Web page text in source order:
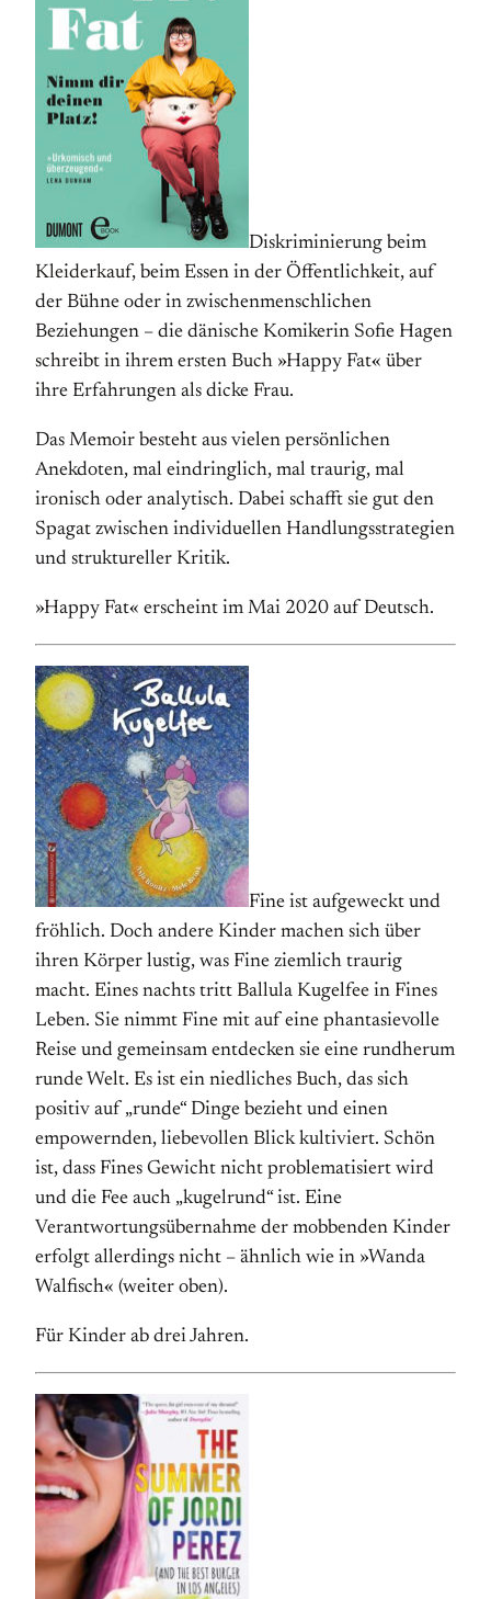
Diskriminierung beim
Kleiderkauf, beim Essen in der Öffentlichkeit, auf
der Bühne oder in zwischenmenschlichen
Beziehungen – die dänische Komikerin Sofie Hagen
schreibt in ihrem ersten Buch »Happy Fat« über
ihre Erfahrungen als dicke Frau.
Das Memoir besteht aus vielen persönlichen
Anekdoten, mal eindringlich, mal traurig, mal
ironisch oder analytisch. Dabei schafft sie gut den
Spagat zwischen individuellen Handlungsstrategien
und struktureller Kritik.
»Happy Fat« erscheint im Mai 2020 auf Deutsch.
Fine ist aufgeweckt und
fröhlich. Doch andere Kinder machen sich über
ihren Körper lustig, was Fine ziemlich traurig
macht. Eines nachts tritt Ballula Kugelfee in Fines
Leben. Sie nimmt Fine mit auf eine phantasievolle
Reise und gemeinsam entdecken sie eine rundherum
runde Welt. Es ist ein niedliches Buch, das sich
positiv auf „runde“ Dinge bezieht und einen
empowernden, liebevollen Blick kultiviert. Schön
ist, dass Fines Gewicht nicht problematisiert wird
und die Fee auch „kugelrund“ ist. Eine
Verantwortungsübernahme der mobbenden Kinder
erfolgt allerdings nicht – ähnlich wie in »Wanda
Walfisch« (weiter oben).
Für Kinder ab drei Jahren.